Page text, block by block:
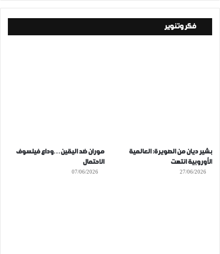
فكر وتنوير
بشير ديان من الصويرة: العالمية
الأوروبية انتهت
27/06/2026
موران ضد اليقين…وداع فيلسوف
الاحتمال
07/06/2026